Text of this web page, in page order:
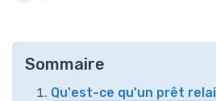
Sommaire
Qu'est-ce qu'un prêt